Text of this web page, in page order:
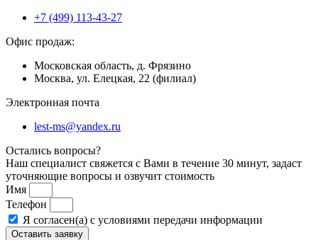
+7 (499) 113-43-27
Офис продаж:
Московская область, д. Фрязино
Москва, ул. Елецкая, 22 (филиал)
Электронная почта
lest-ms@yandex.ru
Остались вопросы?
Наш специалист свяжется с Вами в течение 30 минут, задаст
уточняющие вопросы и озвучит стоимость
Имя
Телефон
Я согласен(а) с условиями передачи информации
Оставить заявку